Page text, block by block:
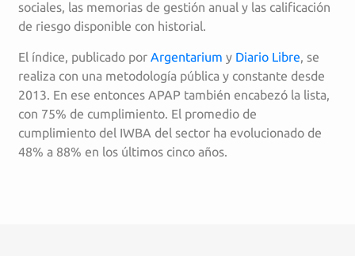
sociales, las memorias de gestión anual y las calificación
de riesgo disponible con historial.
El índice, publicado por Argentarium y Diario Libre , se
realiza con una metodología pública y constante desde
2013. En ese entonces APAP también encabezó la lista,
con 75% de cumplimiento. El promedio de
cumplimiento del IWBA del sector ha evolucionado de
48% a 88% en los últimos cinco años.